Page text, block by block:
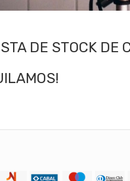
DE STOCK DE